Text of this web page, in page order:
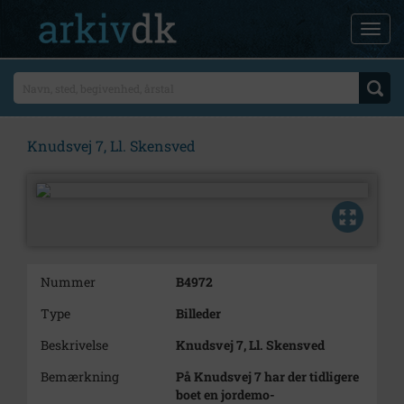
Knudsvej 7, Ll. Skensved
Nummer
B4972
Type
Billeder
Beskrivelse
Knudsvej 7, Ll. Skensved
Bemærkning
På Knudsvej 7 har der tidligere
boet en jordemo-